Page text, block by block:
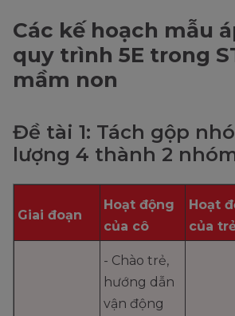
Các kế hoạch mẫu
quy trình 5E trong
mầm non
Đề tài 1: Tách gộp
lượng 4 thành 2
Giai đoạn
Hoạt động
của cô
Hoạt
của
- Chào trẻ,
hướng dẫn
vận động